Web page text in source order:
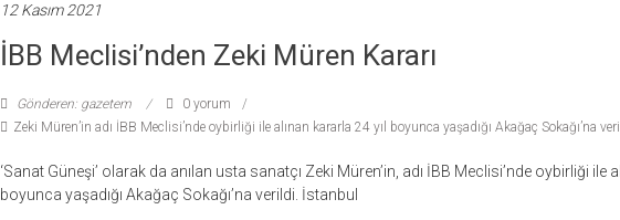
12 Kasım 2021
İBB Meclisi’nden Zeki Müren Kararı
Gönderen: gazetem
0 yorum
Zeki Müren’in adı İBB Meclisi’nde oybirliği ile alınan kararla 24 yıl boyunca yaşadığı Akağaç Sokağı’na
‘Sanat Güneşi’ olarak da anılan usta sanatçı Zeki Müren’in, adı İBB Meclisi’nde oybirliği ile
boyunca yaşadığı Akağaç Sokağı’na verildi. İstanbul